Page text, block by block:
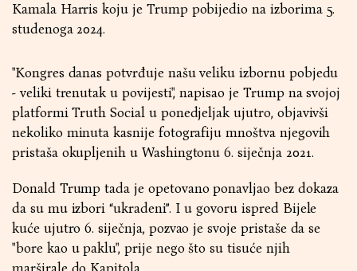
Kamala Harris koju je Trump pobijedio na izborima 5.
studenoga 2024.
"Kongres danas potvrđuje našu veliku izbornu pobjedu
- veliki trenutak u povijesti", napisao je Trump na svojoj
platformi Truth Social u ponedjeljak ujutro, objavivši
nekoliko minuta kasnije fotografiju mnoštva njegovih
pristaša okupljenih u Washingtonu 6. siječnja 2021.
Donald Trump tada je opetovano ponavljao bez dokaza
da su mu izbori “ukradeni”. I u govoru ispred Bijele
kuće ujutro 6. siječnja, pozvao je svoje pristaše da se
"bore kao u paklu", prije nego što su tisuće njih